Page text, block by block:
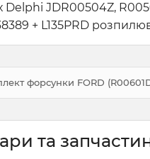
Delphi JDR00504Z,
+ L135PRD
форсунки FORD
та